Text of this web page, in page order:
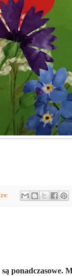
ponadczasowe.